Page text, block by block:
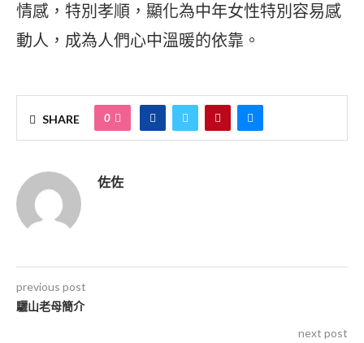
情感，特別孝順，顯化為中年女性特別容易感
動人，成為人們心中溫暖的依靠。
SHARE 0
佐佐
previous post
驪山老母簡介
next post